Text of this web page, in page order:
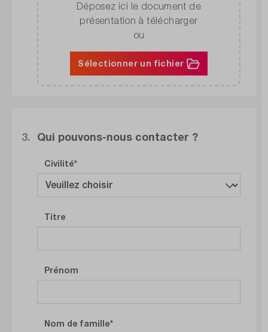
Déposez ici le document de
présentation à télécharger
ou
Sélectionner un fichier
Qui pouvons-nous contacter ?
3.
Civilité
Titre
Prénom
Nom de famille